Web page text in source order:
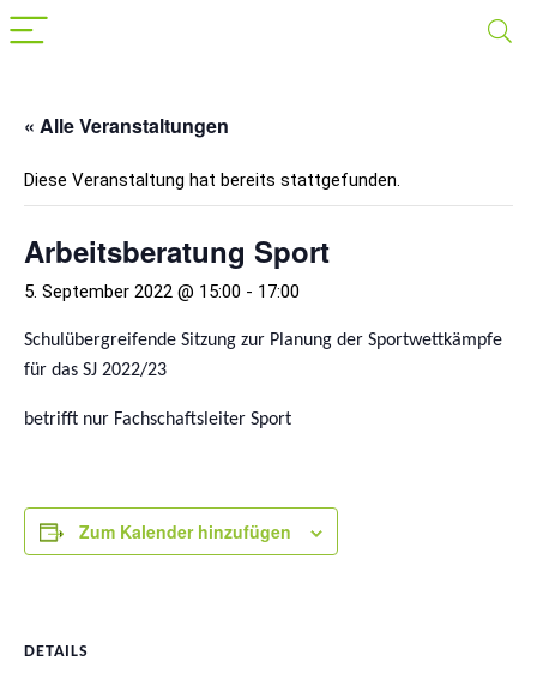
« Alle Veranstaltungen
Diese Veranstaltung hat bereits stattgefunden.
Arbeitsberatung Sport
5. September 2022 @ 15:00 - 17:00
Schulübergreifende Sitzung zur Planung der Sportwettkämpfe
für das SJ 2022/23
betrifft nur Fachschaftsleiter Sport
Zum Kalender hinzufügen
DETAILS